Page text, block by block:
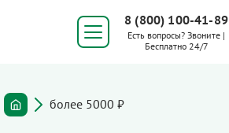
8 (800) 100-41-89
Есть вопросы? Звоните |
Бесплатно 24/7
более 5000 ₽